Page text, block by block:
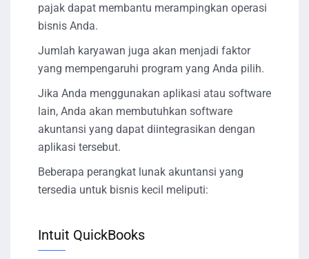
pajak dapat membantu merampingkan operasi
bisnis Anda.
Jumlah karyawan juga akan menjadi faktor
yang mempengaruhi program yang Anda pilih.
Jika Anda menggunakan aplikasi atau software
lain, Anda akan membutuhkan software
akuntansi yang dapat diintegrasikan dengan
aplikasi tersebut.
Beberapa perangkat lunak akuntansi yang
tersedia untuk bisnis kecil meliputi:
Intuit QuickBooks